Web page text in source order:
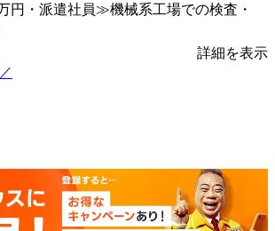
円・派遣社員≫機械系工場での検査・
詳細を表示